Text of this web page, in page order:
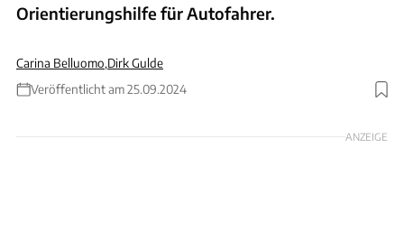
Orientierungshilfe für Autofahrer.
Carina Belluomo,Dirk Gulde
Veröffentlicht am 25.09.2024
Foto: AlonzoDesign via Getty Images
ANZEIGE